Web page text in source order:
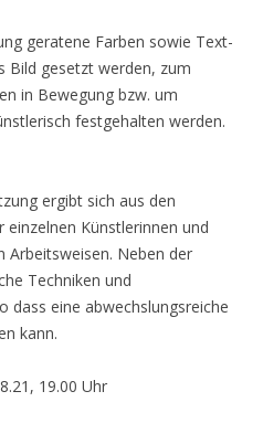
geratene Farben sowie Text-
Bild gesetzt werden, zum
in Bewegung bzw. um
festgehalten werden.
ergibt sich aus den
einzelnen Künstlerinnen und
Arbeitsweisen. Neben der
Techniken und
dass eine abwechslungsreiche
kann.
19.00 Uhr